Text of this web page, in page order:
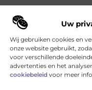
Uw
Wij gebruiken cookies en
onze website gebruikt,
voor verschillende
advertenties en het
cookiebeleid voor meer